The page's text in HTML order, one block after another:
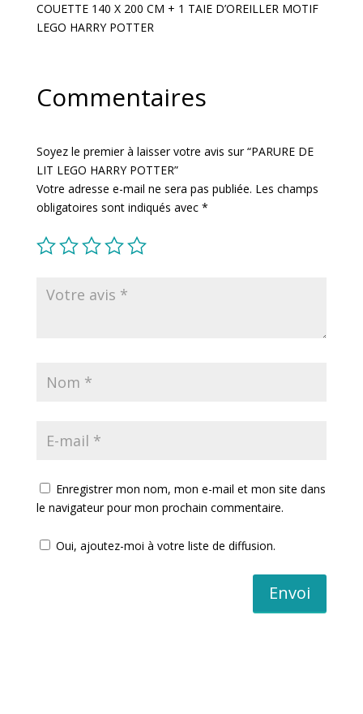
COUETTE 140 X 200 CM + 1 TAIE D’OREILLER MOTIF
LEGO HARRY POTTER
Commentaires
Soyez le premier à laisser votre avis sur “PARURE DE
LIT LEGO HARRY POTTER”
Votre adresse e-mail ne sera pas publiée. Les champs
obligatoires sont indiqués avec *
Enregistrer mon nom, mon e-mail et mon site dans
le navigateur pour mon prochain commentaire.
Oui, ajoutez-moi à votre liste de diffusion.
Envoi